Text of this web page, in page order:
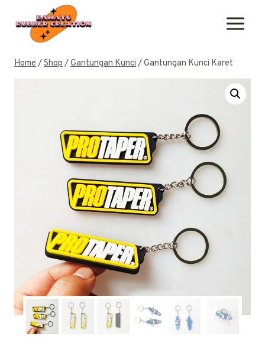
content
Home/Shop/Gantungan Kunci/Gantungan Kunci Karet